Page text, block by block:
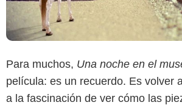
Para muchos, Una noche en el
película: es un recuerdo. Es volver
a la fascinación de ver cómo las